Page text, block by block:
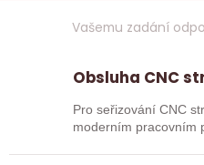
Vašemu zadání
Obsluha CNC
Pro seřizování CNC
moderním pracovním